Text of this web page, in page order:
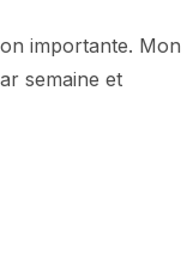
importante. Mon
semaine et